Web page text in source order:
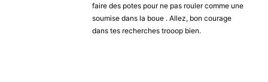
faire des potes pour ne pas rouler comme une
soumise dans la boue . Allez, bon courage
dans tes recherches trooop bien.